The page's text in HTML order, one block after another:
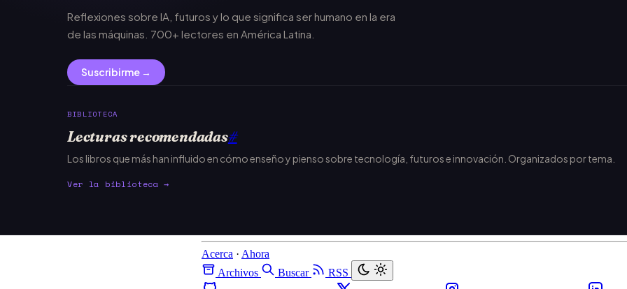
Reflexiones sobre IA, futuros y lo que significa ser humano en la era
de las máquinas. 700+ lectores en América Latina.
Suscribirme →
BIBLIOTECA
Lecturas recomendadas#
Los libros que más han influido en cómo enseño y pienso sobre tecnología, futuros e innovación. Organizados por tema.
Ver la biblioteca →
Acerca · Ahora
Archivos
Buscar
RSS